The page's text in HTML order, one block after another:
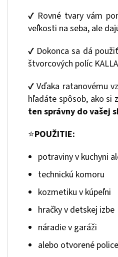
✔ Rovné tvary vám
veľkosti na seba, ale
✔ Dokonca sa dá
štvorcových políc
✔ Vďaka ratanovému
hľadáte spôsob, ako si
ten správny do vašej
⭐POUŽITIE:
potraviny v kuchyni
technickú komoru
kozmetiku v kúpeľni
hračky v detskej izbe
náradie v garáži
alebo otvorené